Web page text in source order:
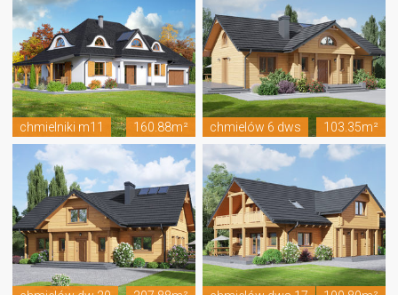
chmielniki m11 160.88m² chmielów 6 dws 103.35m²